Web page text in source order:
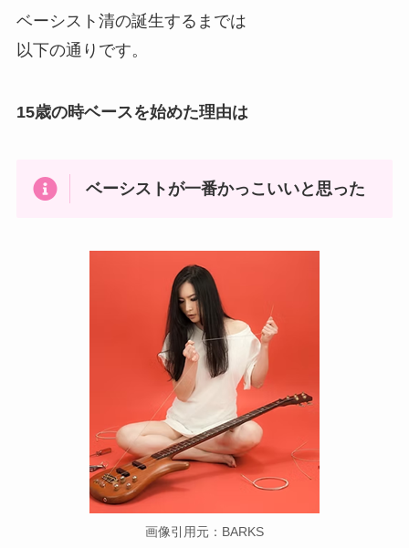
ベーシスト清の誕生するまでは
以下の通りです。
15歳の時ベースを始めた理由は
ベーシストが一番かっこいいと思った
画像引用元：BARKS